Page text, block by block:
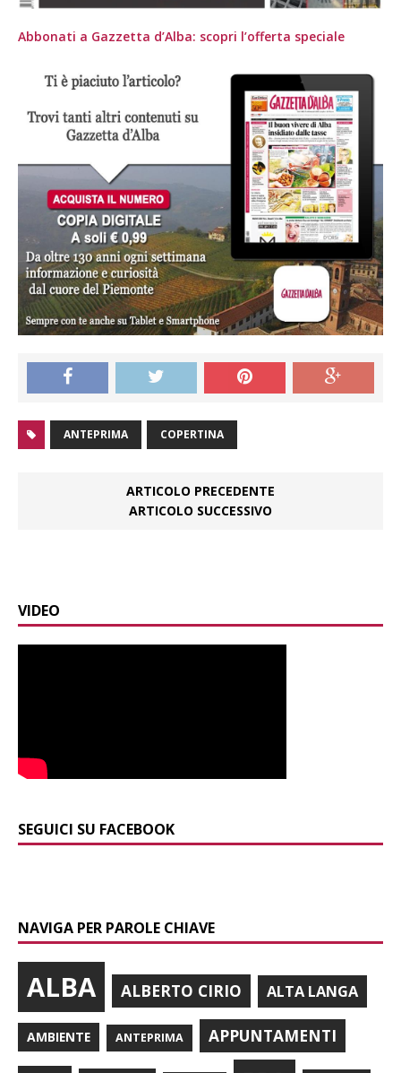
Abbonati a Gazzetta d’Alba: scopri l’offerta speciale
ANTEPRIMA COPERTINA
ARTICOLO PRECEDENTE
ARTICOLO SUCCESSIVO
VIDEO
SEGUICI SU FACEBOOK
NAVIGA PER PAROLE CHIAVE
ALBA ALBERTO CIRIO ALTA LANGA
AMBIENTE ANTEPRIMA APPUNTAMENTI